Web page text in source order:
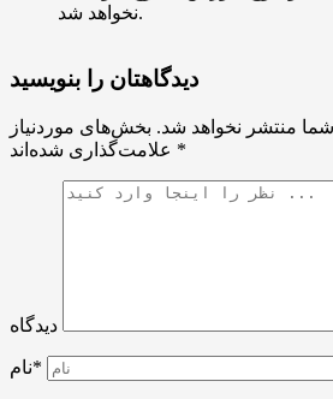
نخواهد شد.
دیدگاهتان را بنویسید
منتشر نخواهد شد. بخش‌های موردنیاز
*
دیدگاه
نام*